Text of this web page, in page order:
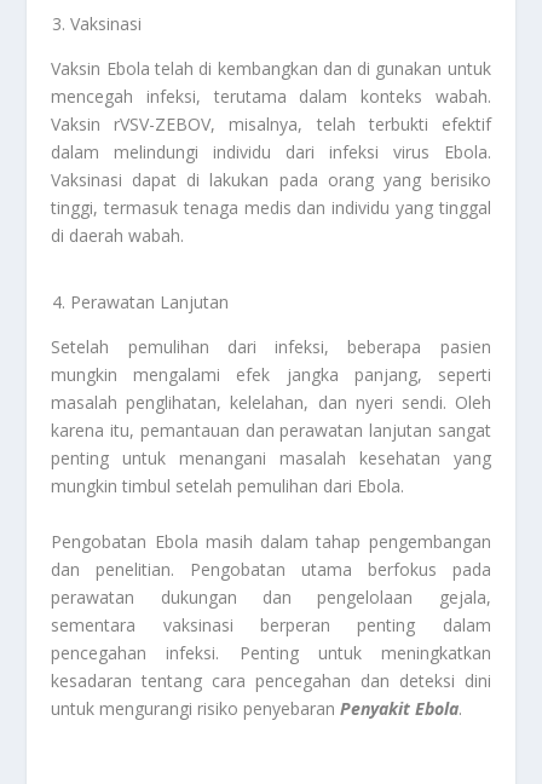
Vaksinasi
Vaksin Ebola telah di kembangkan dan di gunakan untuk
mencegah infeksi, terutama dalam konteks wabah.
Vaksin rVSV-ZEBOV, misalnya, telah terbukti efektif
dalam melindungi individu dari infeksi virus Ebola.
Vaksinasi dapat di lakukan pada orang yang berisiko
tinggi, termasuk tenaga medis dan individu yang tinggal
di daerah wabah.
Perawatan Lanjutan
Setelah pemulihan dari infeksi, beberapa pasien
mungkin mengalami efek jangka panjang, seperti
masalah penglihatan, kelelahan, dan nyeri sendi. Oleh
karena itu, pemantauan dan perawatan lanjutan sangat
penting untuk menangani masalah kesehatan yang
mungkin timbul setelah pemulihan dari Ebola.
Pengobatan Ebola masih dalam tahap pengembangan
dan penelitian. Pengobatan utama berfokus pada
perawatan dukungan dan pengelolaan gejala,
sementara vaksinasi berperan penting dalam
pencegahan infeksi. Penting untuk meningkatkan
kesadaran tentang cara pencegahan dan deteksi dini
untuk mengurangi risiko penyebaranPenyakitEbola.